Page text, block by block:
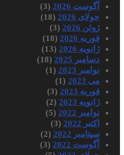
آگوست 2026
(3)
جولای 2026
(18)
ژوئن 2026
(3)
فوریه 2026
(18)
ژانویه 2026
(13)
دسامبر 2025
(18)
نوامبر 2023
(1)
می 2023
(1)
فوریه 2023
(3)
ژانویه 2023
(2)
نوامبر 2022
(5)
اکتبر 2022
(3)
سپتامبر 2022
(2)
آگوست 2022
(3)